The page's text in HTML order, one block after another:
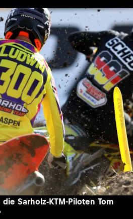
Sarholz-KTM-Piloten Tom